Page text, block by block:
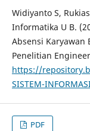
Widiyanto S,
Informatika U B.
Absensi Karyawan
Penelitian
https://
SISTEM-
PDF